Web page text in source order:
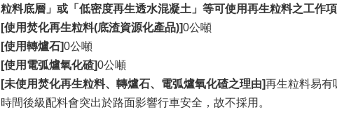
粒料底層」或「低密度再生透水混凝土」等可使用再生粒料之工作
[使用焚化再生粒料(底渣資源化產品)]0公噸
[使用轉爐石]0公噸
[使用電弧爐氧化碴]0公噸
[未使用焚化再生粒料、轉爐石、電弧爐氧化碴之理由]再生粒料易有
時間後級配料會突出於路面影響行車安全，故不採用。